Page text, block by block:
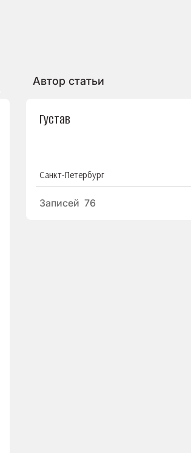
Автор статьи
Густав
Санкт-Петербург
Записей 76